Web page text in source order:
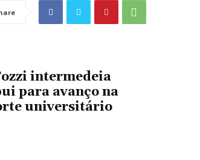
intermedeia
para avanço na
universitário